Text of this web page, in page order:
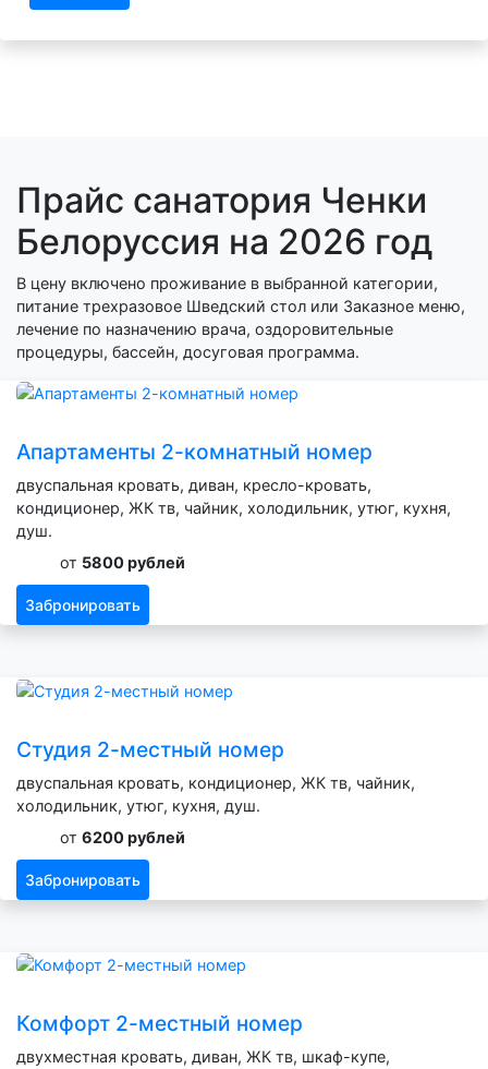
Прайс санатория Ченки
Белоруссия на 2026 год
В цену включено проживание в выбранной категории,
питание трехразовое Шведский стол или Заказное меню,
лечение по назначению врача, оздоровительные
процедуры, бассейн, досуговая программа.
Апартаменты 2-комнатный номер
двуспальная кровать, диван, кресло-кровать,
кондиционер, ЖК тв, чайник, холодильник, утюг, кухня,
душ.
от 5800 рублей
Забронировать
Студия 2-местный номер
двуспальная кровать, кондиционер, ЖК тв, чайник,
холодильник, утюг, кухня, душ.
от 6200 рублей
Забронировать
Комфорт 2-местный номер
двухместная кровать, диван, ЖК тв, шкаф-купе,